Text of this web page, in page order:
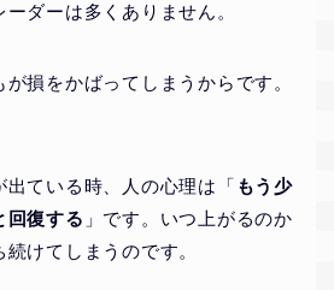
ダーは多くありません。
損をかばってしまうからです。
ている時、人の心理は「 もう少
回復する 」です。いつ上がるのか
けてしまうのです。